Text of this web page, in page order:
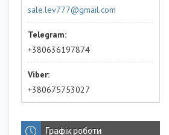
sale.lev777@gmail.com
+380636197874
+380675753027
Графік роботи